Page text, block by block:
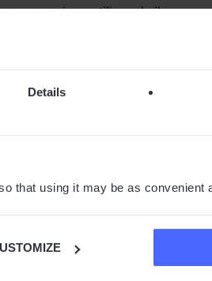
Details
that using it may be as convenient
a comunicare utilizzando il
parlato a causa di limitazioni
Cornelius. Nella serie di reboot
In altre, usano il linguaggio dei
a un virus che ha aumentato
umani, facendogli perdere la